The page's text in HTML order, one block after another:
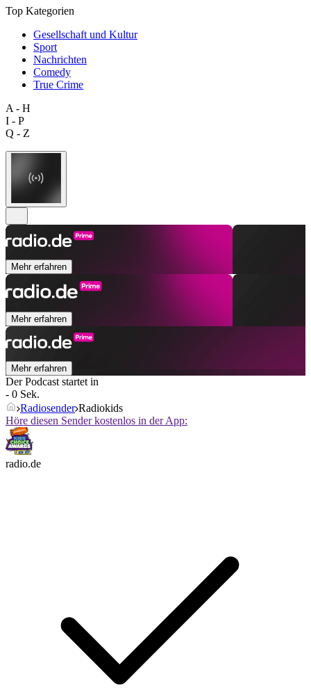
Top Kategorien
Gesellschaft und Kultur
Sport
Nachrichten
Comedy
True Crime
A - H
I - P
Q - Z
Mehr erfahren
Mehr erfahren
Mehr erfahren
Der Podcast startet in
- 0 Sek.
Radiosender Radiokids
Höre diesen Sender kostenlos in der App:
radio.de